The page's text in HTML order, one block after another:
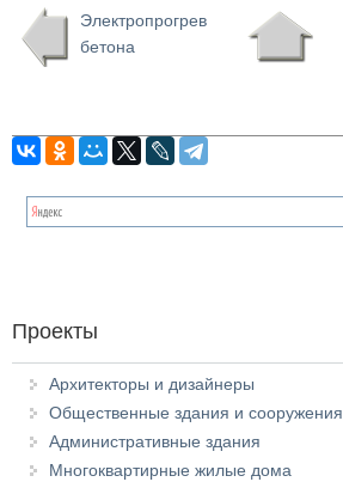
Электропрогрев
бетона
Проекты
Архитекторы и дизайнеры
Общественные здания и сооружения
Административные здания
Многоквартирные жилые дома